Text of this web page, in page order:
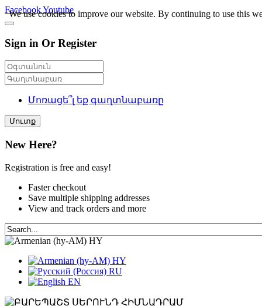
FacebookYoutube
Sign in Or Register
Մոռացե՞լ եք գաղտնաբառը
Մուտք
New Here?
Registration is free and easy!
Faster checkout
Save multiple shipping addresses
View and track orders and more
HY
HY
RU
EN
We use cookies to improve our website. By continuing to use this